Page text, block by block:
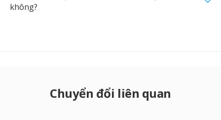
không?
Chuyển đổi liên quan